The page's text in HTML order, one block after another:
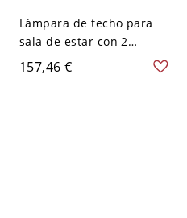
Lámpara de techo para
sala de estar con 2
cabezas, patrón
geométrico amarillo estilo
157,46 €